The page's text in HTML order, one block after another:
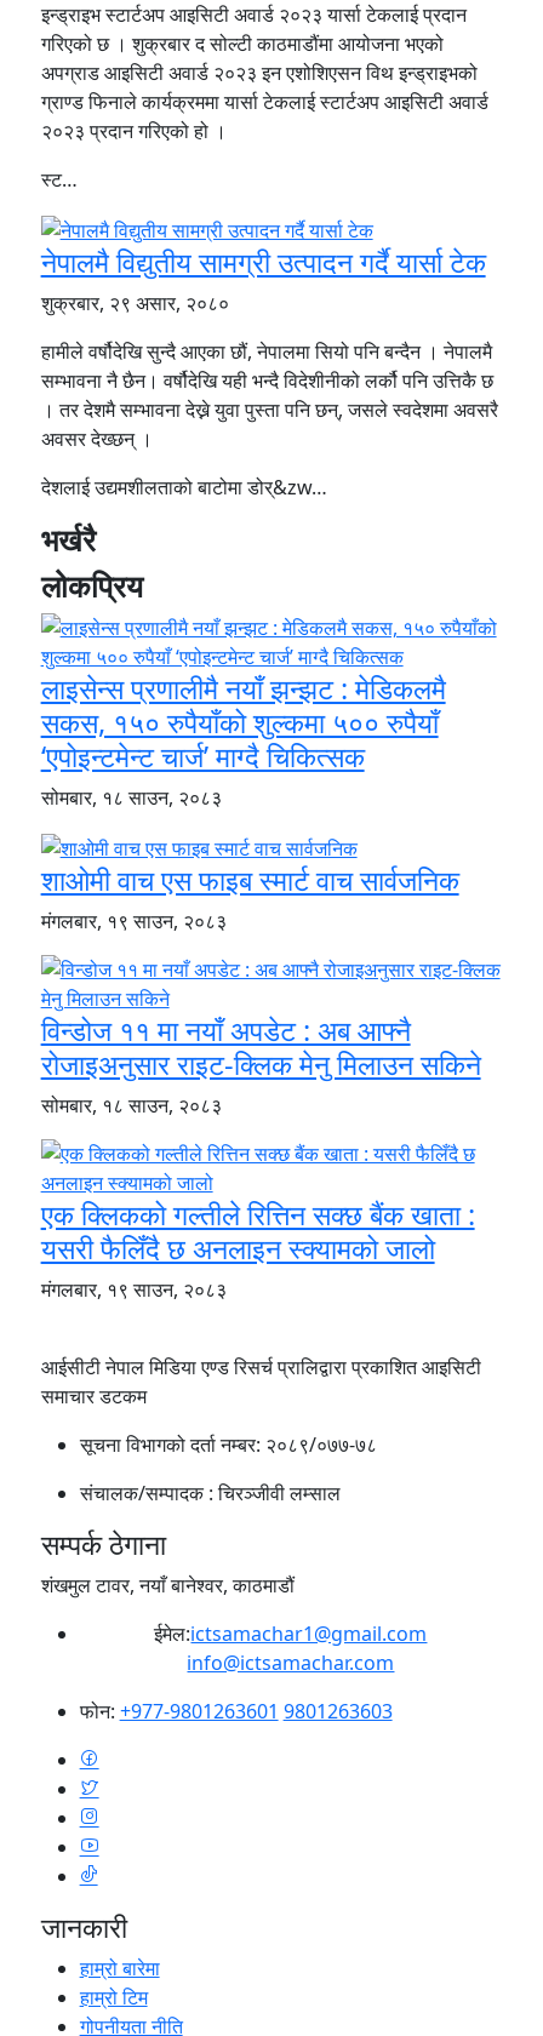
भर्खरै
लोकप्रिय
लाइसेन्स प्रणालीमै नयाँ झन्झट : मेडिकलमै
सकस, १५० रुपैयाँको शुल्कमा ५०० रुपैयाँ
‘एपोइन्टमेन्ट चार्ज’ माग्दै चिकित्सक
सोमबार, १८ साउन, २०८३
शाओमी वाच एस फाइब स्मार्ट वाच सार्वजनिक
मंगलबार, १९ साउन, २०८३
विन्डोज ११ मा नयाँ अपडेट : अब आफ्नै
रोजाइअनुसार राइट-क्लिक मेनु मिलाउन सकिने
सोमबार, १८ साउन, २०८३
एक क्लिकको गल्तीले रित्तिन सक्छ बैंक खाता :
यसरी फैलिँदै छ अनलाइन स्क्यामको जालो
मंगलबार, १९ साउन, २०८३
इन्ड्राइभ स्टार्टअप आइसिटी अवार्ड २०२३ यार्सा टेकलाई प्रदान
गरिएको छ । शुक्रबार द सोल्टी काठमाडौंमा आयोजना भएको
अपग्राड आइसिटी अवार्ड २०२३ इन एशोशिएसन विथ इन्ड्राइभको
ग्राण्ड फिनाले कार्यक्रममा यार्सा टेकलाई स्टार्टअप आइसिटी अवार्ड
२०२३ प्रदान गरिएको हो ।
स्ट…
नेपालमै विद्युतीय सामग्री उत्पादन गर्दै यार्सा टेक
शुक्रबार, २९ असार, २०८०
हामीले वर्षौदेखि सुन्दै आएका छौं, नेपालमा सियो पनि बन्दैन । नेपालमै
सम्भावना नै छैन। वर्षौदेखि यही भन्दै विदेशीनीको लर्कौ पनि उत्तिकै छ
। तर देशमै सम्भावना देख्ने युवा पुस्ता पनि छन्, जसले स्वदेशमा अवसरै
अवसर देख्छन् ।
देशलाई उद्यमशीलताको बाटोमा डोर्&zw…
आईसीटी नेपाल मिडिया एण्ड रिसर्च प्रालिद्वारा प्रकाशित आइसिटी
समाचार डटकम
सूचना विभागको दर्ता नम्बर: २०८९/०७७-७८
संचालक/सम्पादक :चिरञ्जीवी लम्साल
सम्पर्क ठेगाना
शंखमुल टावर, नयाँ बानेश्वर, काठमाडौं
ईमेल:ictsamachar1@gmail.com
info@ictsamachar.com
फोन: +977-9801263601 9801263603
जानकारी
हाम्रो बारेमा
हाम्रो टिम
गोपनीयता नीति